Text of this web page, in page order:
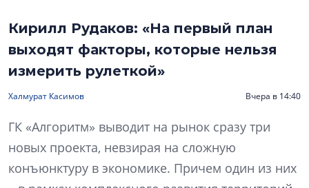
Кирилл Рудаков: «На первый план
выходят факторы, которые нельзя
измерить рулеткой»
Халмурат Касимов Вчера в 14:40
ГК «Алгоритм» выводит на рынок сразу три
новых проекта, невзирая на сложную
конъюнктуру в экономике. Причем один из них